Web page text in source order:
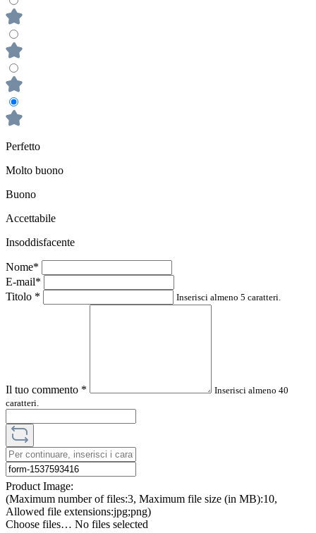
Perfetto
Molto buono
Buono
Accettabile
Insoddisfacente
Nome*
E-mail*
Titolo * Inserisci almeno 5 caratteri.
Il tuo commento *
Inserisci almeno 40
caratteri.
Product Image:
(Maximum number of files:3, Maximum file size (in MB):10,
Allowed file extensions:jpg;png)
Choose files… No files selected